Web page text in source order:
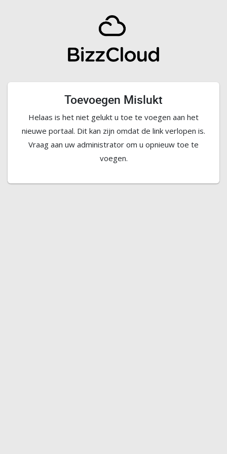
Toevoegen Mislukt
Helaas is het niet gelukt u toe te voegen aan het
nieuwe portaal. Dit kan zijn omdat de link verlopen is.
Vraag aan uw administrator om u opnieuw toe te
voegen.